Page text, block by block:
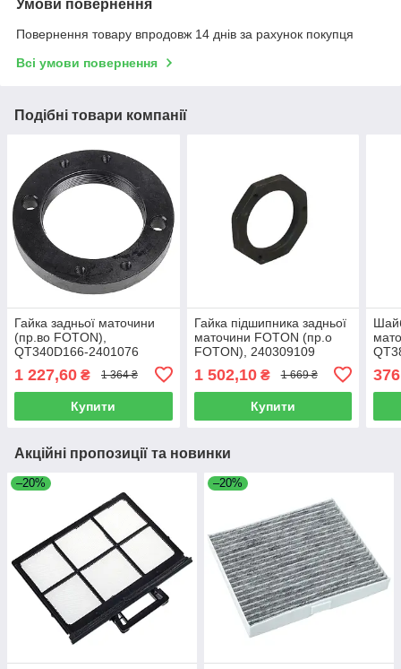
Умови повернення
Повернення товару впродовж 14 днів за рахунок покупця
Всі умови повернення
Подібні товари компанії
Гайка задньої маточини
(пр.во FOTON),
QT340D166-2401076
1 227,60 ₴ 1 364 ₴
Купити
Гайка підшипника задньої
маточини FOTON (пр.о
FOTON), 240309109
1 502,10₴ 1 669 ₴
Купити
Акційні пропозиції та новинки
–20% –20%